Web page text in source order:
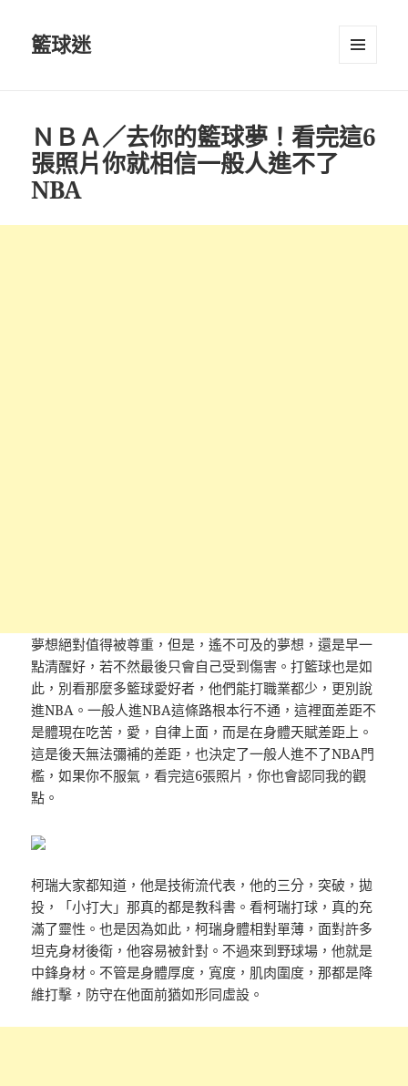
籃球迷
ＮＢＡ／去你的籃球夢！看完這6
張照片你就相信一般人進不了
NBA
夢想絕對值得被尊重，但是，遙不可及的夢想，還是早一
點清醒好，若不然最後只會自己受到傷害。打籃球也是如
此，別看那麼多籃球愛好者，他們能打職業都少，更別說
進NBA。一般人進NBA這條路根本行不通，這裡面差距不
是體現在吃苦，愛，自律上面，而是在身體天賦差距上。
這是後天無法彌補的差距，也決定了一般人進不了NBA門
檻，如果你不服氣，看完這6張照片，你也會認同我的觀
點。
柯瑞大家都知道，他是技術流代表，他的三分，突破，拋
投，「小打大」那真的都是教科書。看柯瑞打球，真的充
滿了靈性。也是因為如此，柯瑞身體相對單薄，面對許多
坦克身材後衛，他容易被針對。不過來到野球場，他就是
中鋒身材。不管是身體厚度，寬度，肌肉圍度，那都是降
維打擊，防守在他面前猶如形同虛設。